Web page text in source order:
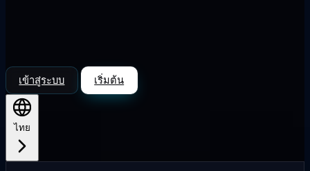
เข้าสู่ระบบ เริ่มต้น
ไทย